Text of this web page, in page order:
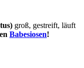
groß, gestreift, läuft
Babesiosen!